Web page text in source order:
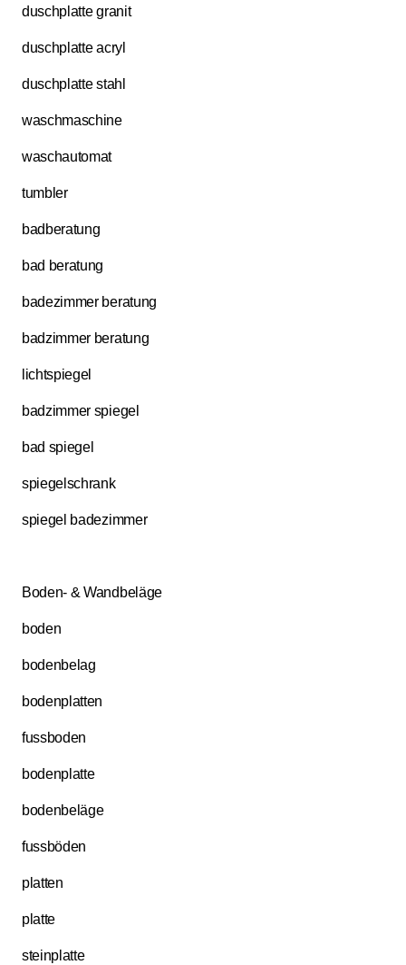
duschplatte granit
duschplatte acryl
duschplatte stahl
waschmaschine
waschautomat
tumbler
badberatung
bad beratung
badezimmer beratung
badzimmer beratung
lichtspiegel
badzimmer spiegel
bad spiegel
spiegelschrank
spiegel badezimmer
Boden- & Wandbeläge
boden
bodenbelag
bodenplatten
fussboden
bodenplatte
bodenbeläge
fussböden
platten
platte
steinplatte